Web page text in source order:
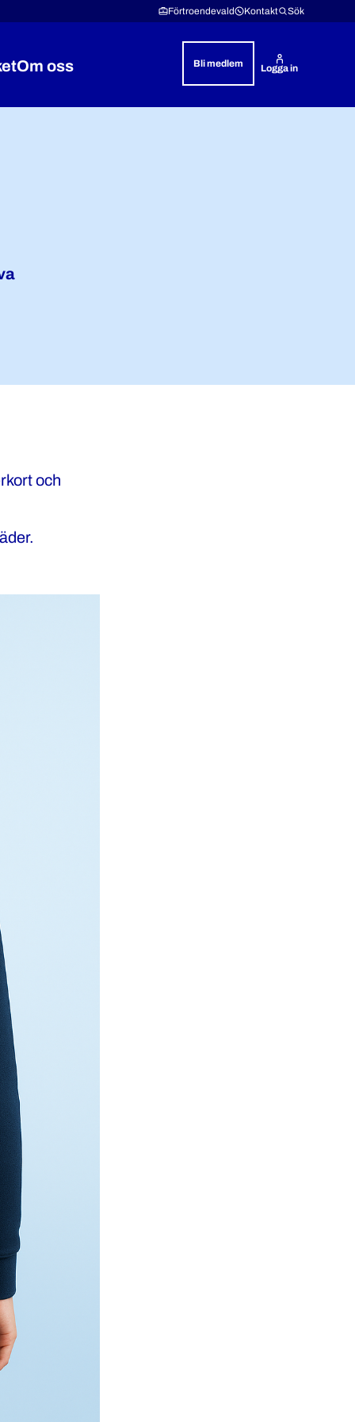
Förtroendevald Kontakt Sök
rättshjälp
Lön & villkor
Expandera Polisyrket
Om ossExpandera Om oss
Bli medlem Logga in
och